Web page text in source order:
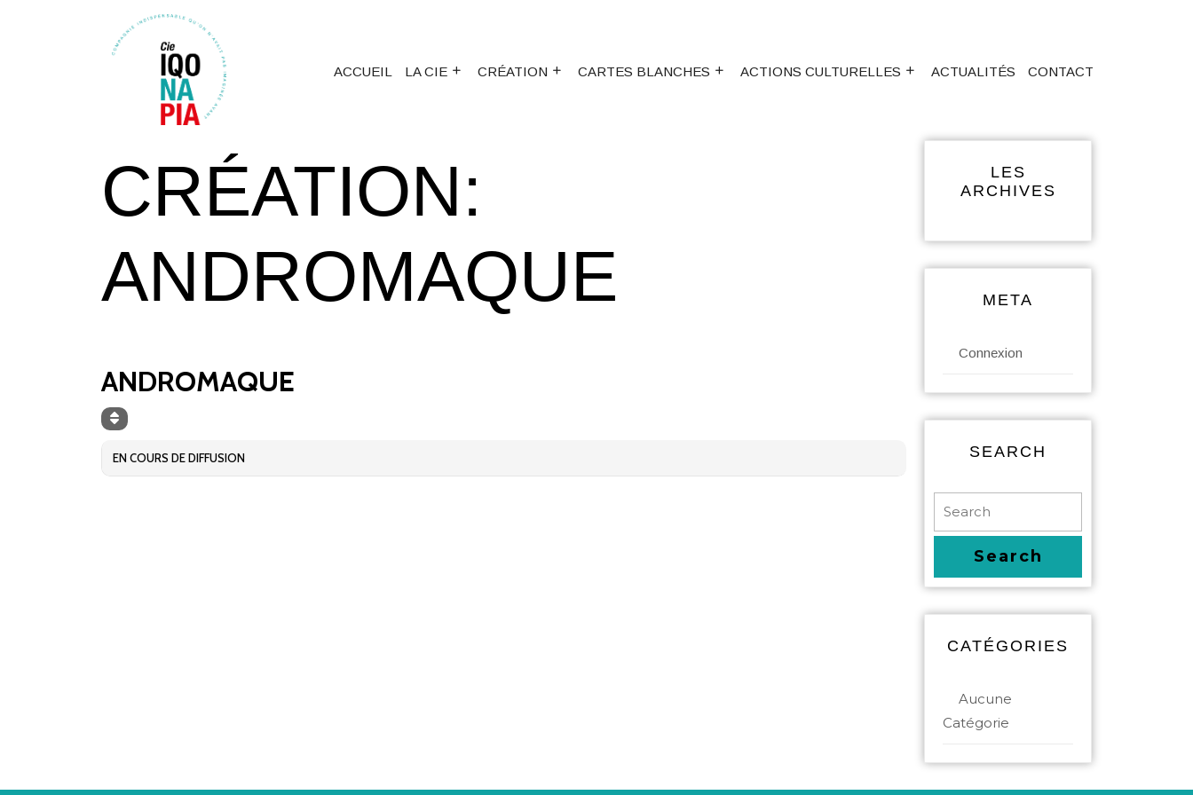
ACCUEIL LA CIE CRÉATION CARTES BLANCHES ACTIONS CULTURELLES ACTUALITÉS CONTACT
CRÉATION:
ANDROMAQUE
ANDROMAQUE
EN COURS DE DIFFUSION
LES
ARCHIVES
META
Connexion
SEARCH
CATÉGORIES
Aucune
Catégorie